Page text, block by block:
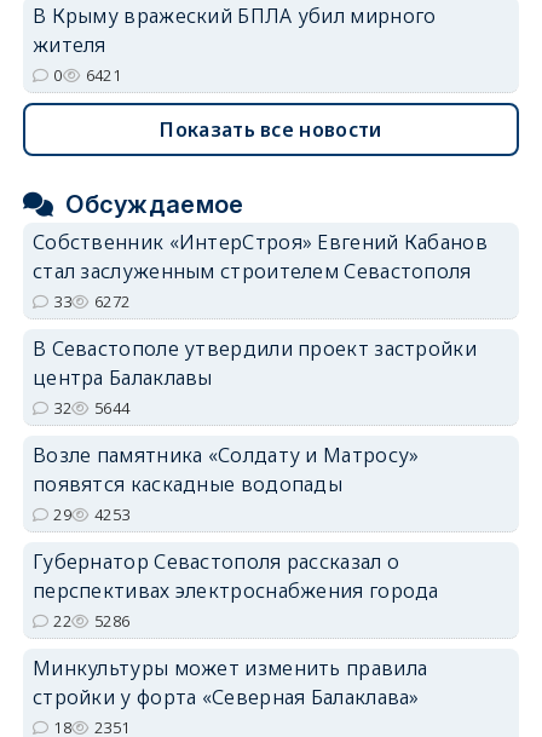
В Крыму вражеский БПЛА убил мирного
жителя
0 6421
Показать все новости
Обсуждаемое
Собственник «ИнтерСтроя» Евгений Кабанов
стал заслуженным строителем Севастополя
33 6272
В Севастополе утвердили проект застройки
центра Балаклавы
32 5644
Возле памятника «Солдату и Матросу»
появятся каскадные водопады
29 4253
Губернатор Севастополя рассказал о
перспективах электроснабжения города
22 5286
Минкультуры может изменить правила
стройки у форта «Северная Балаклава»
18 2351